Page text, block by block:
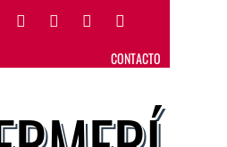
CONTACTO